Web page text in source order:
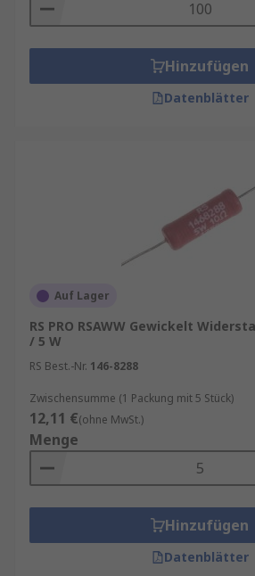
Hinzufügen
Datenblätter
Auf Lager
RS PRO RSAWW Gewickelt
/ 5 W
RS Best.-Nr. 146-8288
Zwischensumme (1 Packung mit 5 Stück)
12,11 €(ohne MwSt.)
Menge
Hinzufügen
Datenblätter